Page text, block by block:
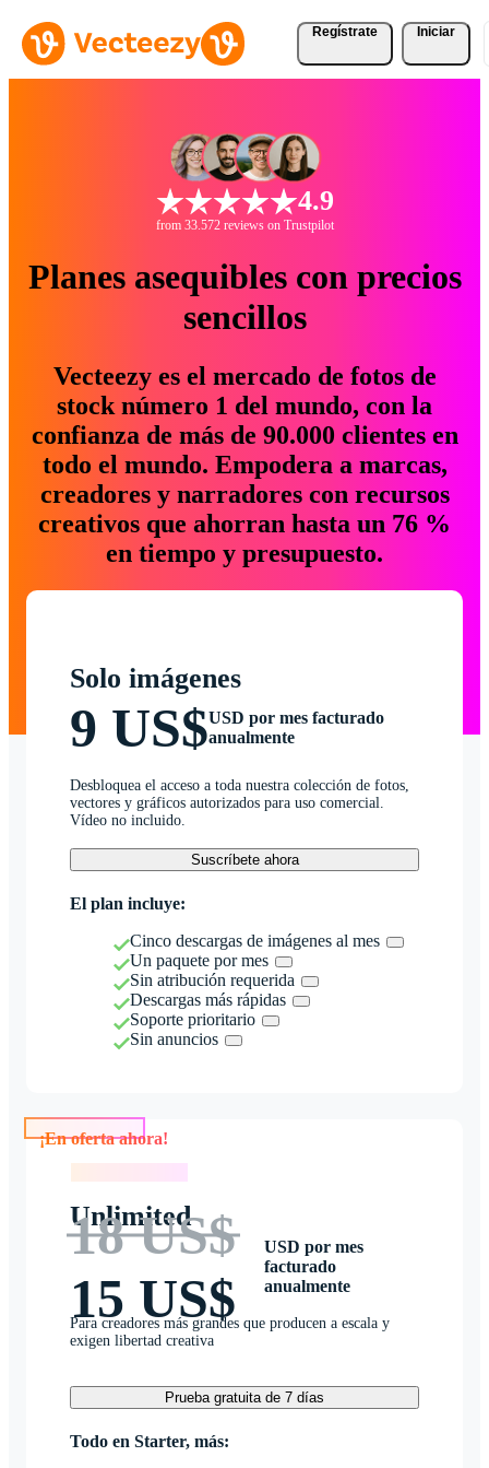
Regístrate Iniciar
4.9
from 33.572 reviews on Trustpilot
Planes asequibles con precios
sencillos
Vecteezy es el mercado de fotos de
stock número 1 del mundo, con la
confianza de más de 90.000 clientes en
todo el mundo. Empodera a marcas,
creadores y narradores con recursos
creativos que ahorran hasta un 76 %
en tiempo y presupuesto.
Solo imágenes
9 US$USD por mes facturado
anualmente
Desbloquea el acceso a toda nuestra colección de fotos,
vectores y gráficos autorizados para uso comercial.
Vídeo no incluido.
Suscríbete ahora
El plan incluye:
Cinco descargas de imágenes al mes
Un paquete por mes
Sin atribución requerida
Descargas más rápidas
Soporte prioritario
Sin anuncios
Unlimited
18 US$
15 US$
USD por mes
facturado
anualmente
Para creadores más grandes que producen a escala y
exigen libertad creativa
Prueba gratuita de 7 días
Todo en Starter, más: